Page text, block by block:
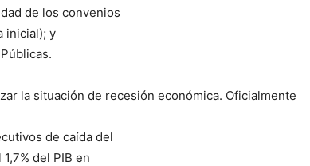
de los convenios
inicial); y
la situación de recesión económica. Oficialmente
de caída del
del PIB en